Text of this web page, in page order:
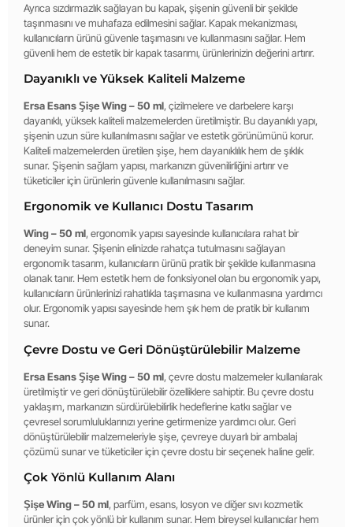
Ayrıca sızdırmazlık sağlayan bu kapak, şişenin güvenli bir şekilde
taşınmasını ve muhafaza edilmesini sağlar. Kapak mekanizması,
kullanıcıların ürünü güvenle taşımasını ve kullanmasını sağlar. Hem
güvenli hem de estetik bir kapak tasarımı, ürünlerinizin değerini artırır.
Dayanıklı ve Yüksek Kaliteli Malzeme
Ersa Esans Şişe Wing – 50 ml, çizilmelere ve darbelere karşı
dayanıklı, yüksek kaliteli malzemelerden üretilmiştir. Bu dayanıklı yapı,
şişenin uzun süre kullanılmasını sağlar ve estetik görünümünü korur.
Kaliteli malzemelerden üretilen şişe, hem dayanıklılık hem de şıklık
sunar. Şişenin sağlam yapısı, markanızın güvenilirliğini artırır ve
tüketiciler için ürünlerin güvenle kullanılmasını sağlar.
Ergonomik ve Kullanıcı Dostu Tasarım
Wing – 50 ml, ergonomik yapısı sayesinde kullanıcılara rahat bir
deneyim sunar. Şişenin elinizde rahatça tutulmasını sağlayan
ergonomik tasarım, kullanıcıların ürünü pratik bir şekilde kullanmasına
olanak tanır. Hem estetik hem de fonksiyonel olan bu ergonomik yapı,
kullanıcıların ürünlerinizi rahatlıkla taşımasına ve kullanmasına yardımcı
olur. Ergonomik yapısı sayesinde hem şık hem de pratik bir kullanım
sunar.
Çevre Dostu ve Geri Dönüştürülebilir Malzeme
Ersa Esans Şişe Wing – 50 ml, çevre dostu malzemeler kullanılarak
üretilmiştir ve geri dönüştürülebilir özelliklere sahiptir. Bu çevre dostu
yaklaşım, markanızın sürdürülebilirlik hedeflerine katkı sağlar ve
çevresel sorumluluklarınızı yerine getirmenize yardımcı olur. Geri
dönüştürülebilir malzemeleriyle şişe, çevreye duyarlı bir ambalaj
çözümü sunar ve tüketiciler için çevre dostu bir seçenek haline gelir.
Çok Yönlü Kullanım Alanı
Şişe Wing – 50 ml, parfüm, esans, losyon ve diğer sıvı kozmetik
ürünler için çok yönlü bir kullanım sunar. Hem bireysel kullanıcılar hem